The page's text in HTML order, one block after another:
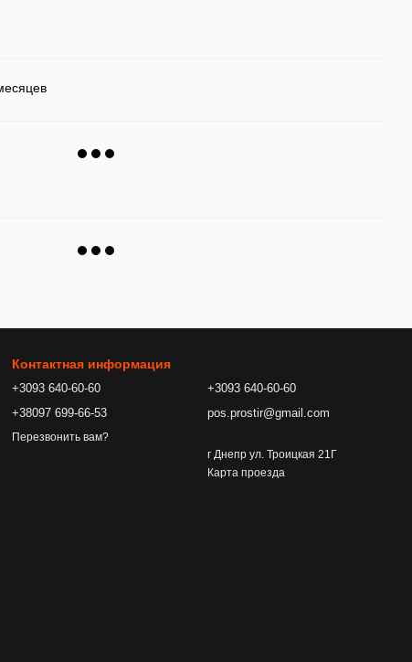
Контактная информация
+3093 640-60-60
+38097 699-66-53
Перезвонить вам?
+3093 640-60-60
pos.prostir@gmail.com
г Днепр ул. Троицкая 21Г
Карта проезда